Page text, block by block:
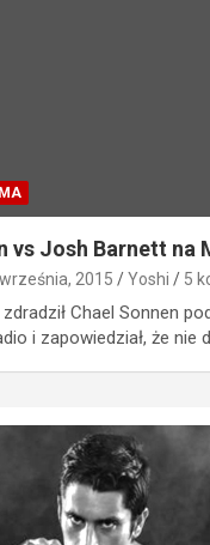
vs Josh Barnett na
2015 Yoshi 5
Chael Sonnen
i zapowiedział, że nie